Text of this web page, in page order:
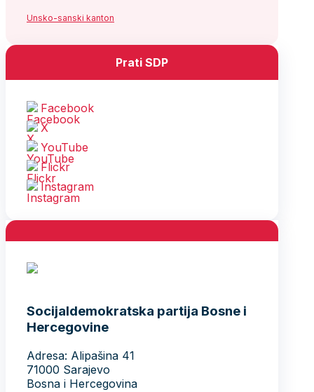
Unsko-sanski kanton
Prati SDP
Facebook
X
YouTube
Flickr
Instagram
Socijaldemokratska partija Bosne i
Hercegovine
Adresa: Alipašina 41
71000 Sarajevo
Bosna i Hercegovina